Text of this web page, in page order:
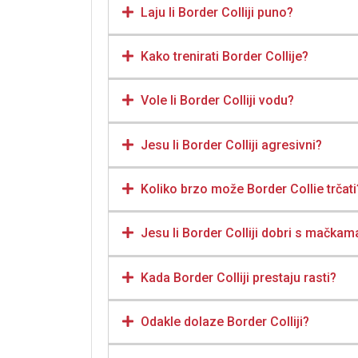
Laju li Border Colliji puno?
Kako trenirati Border Collije?
Vole li Border Colliji vodu?
Jesu li Border Colliji agresivni?
Koliko brzo može Border Collie
Jesu li Border Colliji dobri s
Kada Border Colliji prestaju rasti?
Odakle dolaze Border Colliji?